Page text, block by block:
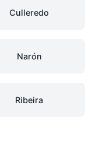
Culleredo
Narón
Ribeira